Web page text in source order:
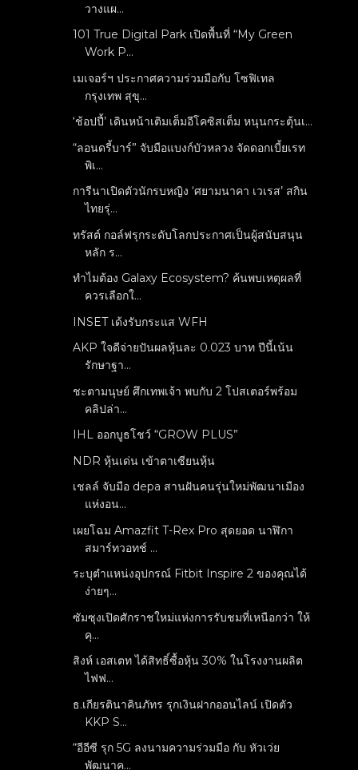
วางแผ...
101 True Digital Park เปิดพื้นที่ “My Green
Work P...
เมเจอร์ฯ ประกาศความร่วมมือกับ โซฟิเทล
กรุงเทพ สุขุ...
‘ช้อปปี้’ เดินหน้าเติมเต็มอีโคซิสเต็ม หนุนกระตุ้นเ...
“ลอนดรี้บาร์” จับมือแบงก์บัวหลวง จัดดอกเบี้ยเรท
พิเ...
การีนาเปิดตัวนักรบหญิง ‘ศยามนาคา เวเรส’ สกิน
ไทยรุ่...
ทรัสต์ กอล์ฟรุกระดับโลกประกาศเป็นผู้สนับสนุน
หลัก ร...
ทำไมต้อง Galaxy Ecosystem? ค้นพบเหตุผลที่
ควรเลือกใ...
INSET เด้งรับกระแส WFH
AKP ใจดีจ่ายปันผลหุ้นละ 0.023 บาท ปีนี้เน้น
รักษาฐา...
ชะตามนุษย์ ศึกเทพเจ้า พบกับ 2 โปสเตอร์พร้อม
คลิปล่า...
IHL ออกบูธโชว์ “GROW PLUS”
NDR หุ้นเด่น เข้าตาเซียนหุ้น
เชลล์ จับมือ depa สานฝันคนรุ่นใหม่พัฒนาเมือง
แห่งอน...
เผยโฉม Amazfit T-Rex Pro สุดยอด นาฬิกา
สมาร์ทวอทช์ ...
ระบุตำแหน่งอุปกรณ์ Fitbit Inspire 2 ของคุณได้
ง่ายๆ...
ซัมซุงเปิดศักราชใหม่แห่งการรับชมที่เหนือกว่า ให้
คุ...
สิงห์ เอสเตท ได้สิทธิ์ซื้อหุ้น 30% ในโรงงานผลิต
ไฟฟ...
ธ.เกียรตินาคินภัทร รุกเงินฝากออนไลน์ เปิดตัว
KKP S...
“อีอีซี รุก 5G ลงนามความร่วมมือ กับ หัวเว่ย
พัฒนาค...